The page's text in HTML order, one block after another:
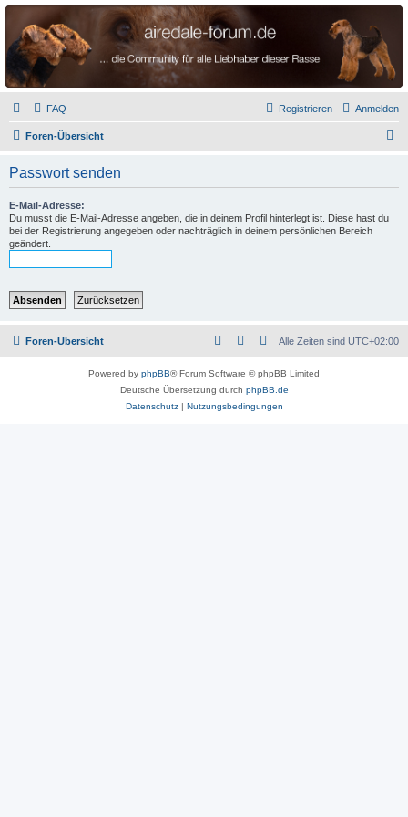
airedale-forum.de
FAQ Anmelden
Registrieren
Foren-Übersicht
Passwort senden
E-Mail-Adresse:
Du musst die E-Mail-Adresse angeben, die in deinem Profil hinterlegt ist. Diese hast du
bei der Registrierung angegeben oder nachträglich in deinem persönlichen Bereich
geändert.
Foren-Übersicht Alle Zeiten sind UTC+02:00
Powered by phpBB® Forum Software © phpBB Limited
Deutsche Übersetzung durch phpBB.de
Datenschutz| Nutzungsbedingungen